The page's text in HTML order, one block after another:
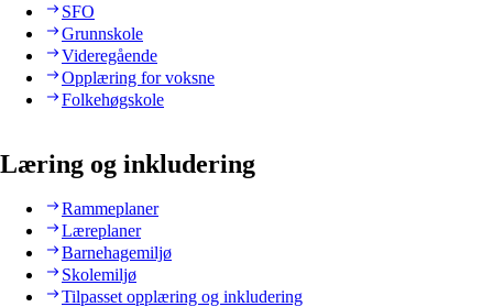
SFO
Grunnskole
Videregående
Opplæring for voksne
Folkehøgskole
Læring og inkludering
Rammeplaner
Læreplaner
Barnehagemiljø
Skolemiljø
Tilpasset opplæring og inkludering